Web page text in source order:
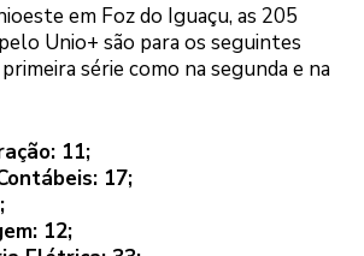
em Foz do Iguaçu, as 205
Unio+ são para os seguintes
série como na segunda e na
11;
17;
12;